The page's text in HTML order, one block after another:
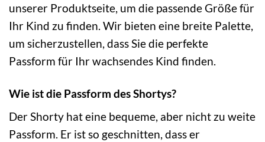
unserer Produktseite, um die passende Größe für
Ihr Kind zu finden. Wir bieten eine breite Palette,
um sicherzustellen, dass Sie die perfekte
Passform für Ihr wachsendes Kind finden.
Wie ist die Passform des Shortys?
Der Shorty hat eine bequeme, aber nicht zu weite
Passform. Er ist so geschnitten, dass er